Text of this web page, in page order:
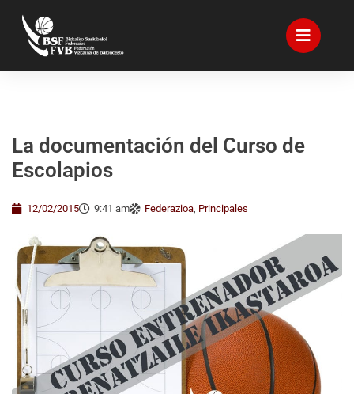
La documentación del Curso de
Escolapios
12/02/2015 9:41 am Federazioa, Principales